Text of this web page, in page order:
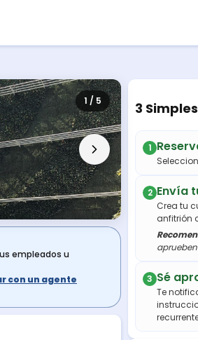
1 / 5
empleados u
con un agente
3
1
2 Envía
Crea tu
anfitrión
3 Sé
Te